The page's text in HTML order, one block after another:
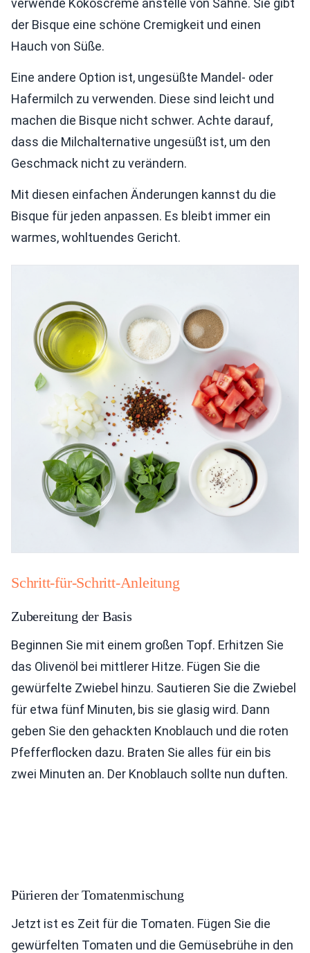
der Bisque eine schöne Cremigkeit und einen
Hauch von Süße.
Eine andere Option ist, ungesüßte Mandel- oder
Hafermilch zu verwenden. Diese sind leicht und
machen die Bisque nicht schwer. Achte darauf,
dass die Milchalternative ungesüßt ist, um den
Geschmack nicht zu verändern.
Mit diesen einfachen Änderungen kannst du die
Bisque für jeden anpassen. Es bleibt immer ein
warmes, wohltuendes Gericht.
Schritt-für-Schritt-Anleitung
Zubereitung der Basis
Beginnen Sie mit einem großen Topf. Erhitzen Sie
das Olivenöl bei mittlerer Hitze. Fügen Sie die
gewürfelte Zwiebel hinzu. Sautieren Sie die Zwiebel
für etwa fünf Minuten, bis sie glasig wird. Dann
geben Sie den gehackten Knoblauch und die roten
Pfefferflocken dazu. Braten Sie alles für ein bis
zwei Minuten an. Der Knoblauch sollte nun duften.
Pürieren der Tomatenmischung
Jetzt ist es Zeit für die Tomaten. Fügen Sie die
gewürfelten Tomaten und die Gemüsebrühe in den